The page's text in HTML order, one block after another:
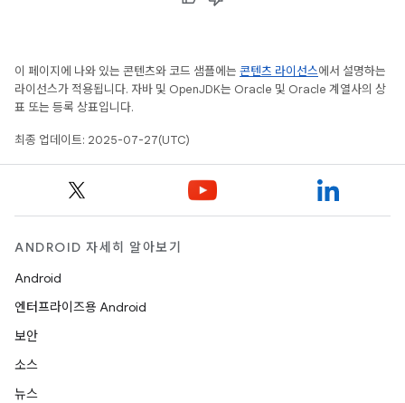
이 페이지에 나와 있는 콘텐츠와 코드 샘플에는 콘텐츠 라이선스에서 설명하는
라이선스가 적용됩니다. 자바 및 OpenJDK는 Oracle 및 Oracle 계열사의 상
표 또는 등록 상표입니다.
최종 업데이트: 2025-07-27(UTC)
ANDROID 자세히 알아보기
Android
엔터프라이즈용 Android
보안
소스
뉴스